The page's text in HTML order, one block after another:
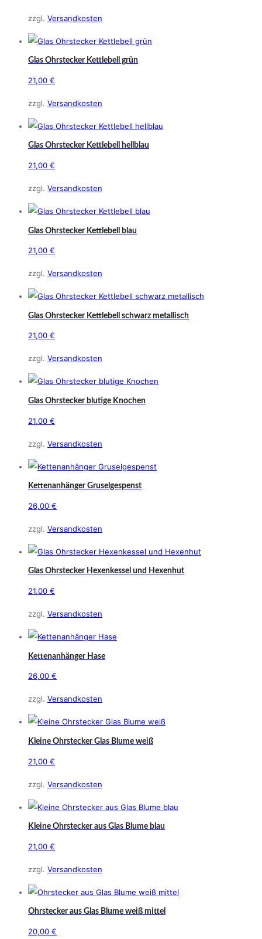
zzgl. Versandkosten
Glas Ohrstecker Kettlebell grün
21,00 €
zzgl. Versandkosten
Glas Ohrstecker Kettlebell hellblau
21,00 €
zzgl. Versandkosten
Glas Ohrstecker Kettlebell blau
21,00 €
zzgl. Versandkosten
Glas Ohrstecker Kettlebell schwarz metallisch
21,00 €
zzgl. Versandkosten
Glas Ohrstecker blutige Knochen
21,00 €
zzgl. Versandkosten
Kettenanhänger Gruselgespenst
26,00 €
zzgl. Versandkosten
Glas Ohrstecker Hexenkessel und Hexenhut
21,00 €
zzgl. Versandkosten
Kettenanhänger Hase
26,00 €
zzgl. Versandkosten
Kleine Ohrstecker Glas Blume weiß
21,00 €
zzgl. Versandkosten
Kleine Ohrstecker aus Glas Blume blau
21,00 €
zzgl. Versandkosten
Ohrstecker aus Glas Blume weiß mittel
20,00 €